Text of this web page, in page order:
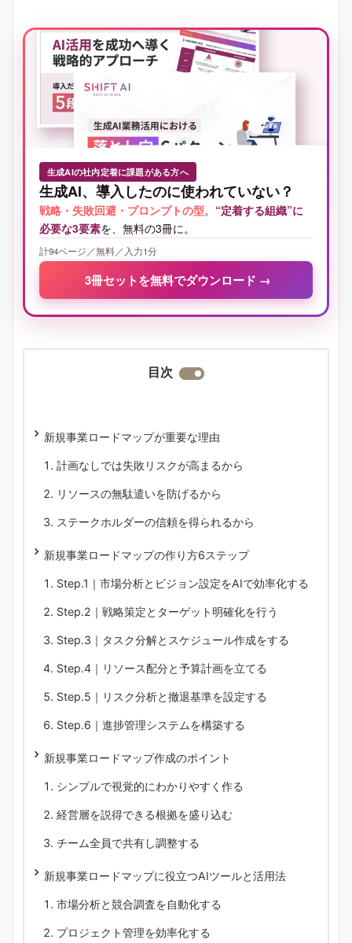
生成AIの社内定着に課題がある方へ
生成AI、導入したのに使われていない？
戦略・失敗回避・プロンプトの型。 “定着する組織”に
必要な3要素を、無料の3冊に。
計94ページ／無料／入力1分
3冊セットを無料でダウンロード →
目次
新規事業ロードマップが重要な理由
計画なしでは失敗リスクが高まるから
リソースの無駄遣いを防げるから
ステークホルダーの信頼を得られるから
新規事業ロードマップの作り方6ステップ
Step.1｜市場分析とビジョン設定をAIで効率化する
Step.2｜戦略策定とターゲット明確化を行う
Step.3｜タスク分解とスケジュール作成をする
Step.4｜リソース配分と予算計画を立てる
Step.5｜リスク分析と撤退基準を設定する
Step.6｜進捗管理システムを構築する
新規事業ロードマップ作成のポイント
シンプルで視覚的にわかりやすく作る
経営層を説得できる根拠を盛り込む
チーム全員で共有し調整する
新規事業ロードマップに役立つAIツールと活用法
市場分析と競合調査を自動化する
プロジェクト管理を効率化する